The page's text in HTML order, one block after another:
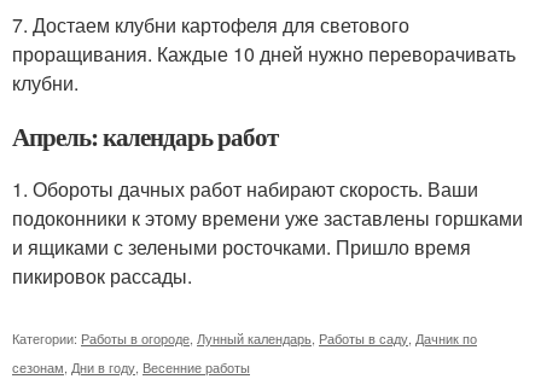
7. Достаем клубни картофеля для светового
проращивания. Каждые 10 дней нужно переворачивать
клубни.
Апрель: календарь работ
1. Обороты дачных работ набирают скорость. Ваши
подоконники к этому времени уже заставлены горшками
и ящиками с зелеными росточками. Пришло время
пикировок рассады.
Категории: Работы в огороде, Лунный календарь, Работы в саду, Дачник по
сезонам, Дни в году, Весенние работы